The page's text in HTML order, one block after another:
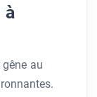
à
au